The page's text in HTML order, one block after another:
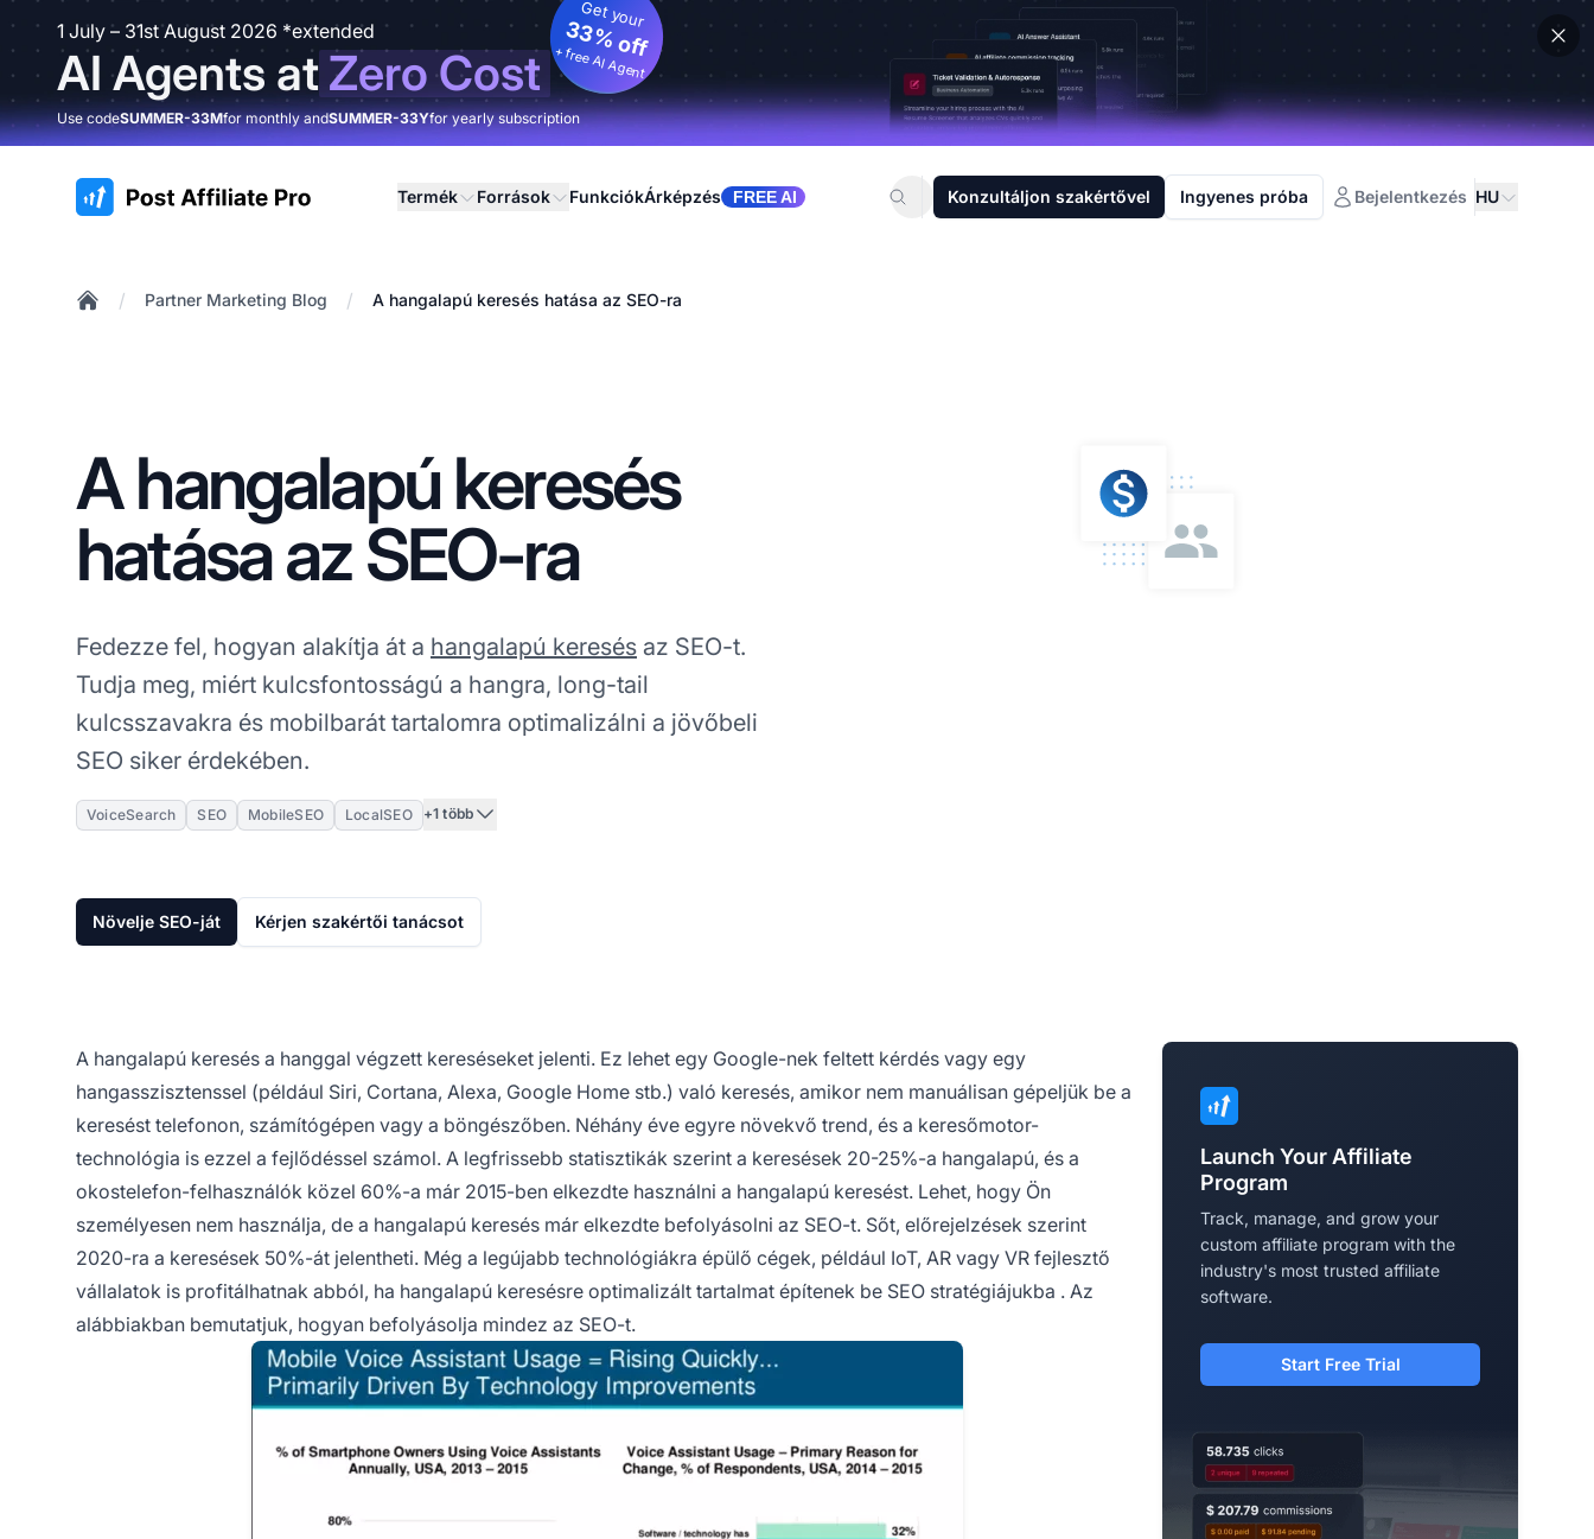
1 July – 31st August 2026 *extended
AI Agents atZero Cost
Get your
33% off
+ free AI Agent
Use codeSUMMER-33Mfor monthly andSUMMER-33Yfor yearly subscription
:site.title Termék Források FunkciókÁrképzés FREE AI Konzultáljon szakértővel Ingyenes próba Bejelentkezés HU
/ Partner Marketing Blog / A hangalapú keresés hatása az SEO-ra
A hangalapú keresés
hatása az SEO-ra
Fedezze fel, hogyan alakítja át a hangalapú keresés az SEO-t.
Tudja meg, miért kulcsfontosságú a hangra, long-tail
kulcsszavakra és mobilbarát tartalomra optimalizálni a jövőbeli
SEO siker érdekében.
VoiceSearch SEO MobileSEO LocalSEO +1 több
Növelje SEO-ját Kérjen szakértői tanácsot
A hangalapú keresés a hanggal végzett kereséseket jelenti. Ez lehet egy Google-nek feltett kérdés vagy egy
hangasszisztenssel (például Siri, Cortana, Alexa, Google Home stb.) való keresés, amikor nem manuálisan gépeljük be a
keresést telefonon, számítógépen vagy a böngészőben. Néhány éve egyre növekvő trend, és a keresőmotor-
technológia is ezzel a fejlődéssel számol. A legfrissebb statisztikák szerint a keresések 20-25%-a hangalapú, és a
okostelefon-felhasználók közel 60%-a már 2015-ben elkezdte használni a hangalapú keresést. Lehet, hogy Ön
személyesen nem használja, de a hangalapú keresés már elkezdte befolyásolni az SEO-t. Sőt, előrejelzések szerint
2020-ra a keresések 50%-át jelentheti. Még a legújabb technológiákra épülő cégek, például IoT, AR vagy VR fejlesztő
vállalatok is profitálhatnak abból, ha hangalapú keresésre optimalizált tartalmat építenek be SEO stratégiájukba . Az
alábbiakban bemutatjuk, hogyan befolyásolja mindez az SEO-t.
Launch Your Affiliate
Program
Track, manage, and grow your
custom affiliate program with the
industry's most trusted affiliate
software.
Start Free Trial